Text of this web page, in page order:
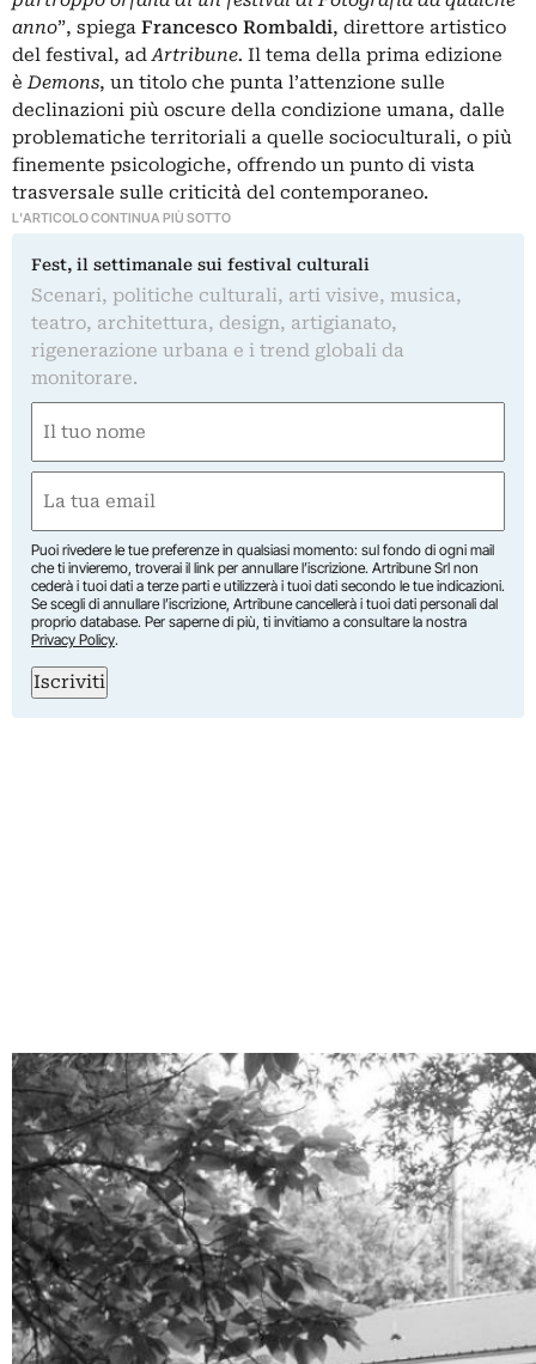
anno”, spiega Francesco Rombaldi, direttore artistico
del festival, adArtribune. Il tema della prima edizione
èDemons, un titolo che punta l’attenzione sulle
declinazioni più oscure della condizione umana, dalle
problematiche territoriali a quelle socioculturali, o più
finemente psicologiche, offrendo un punto di vista
trasversale sulle criticità del contemporaneo.
L'ARTICOLO CONTINUA PIÙ SOTTO
Fest, il settimanale sui festival culturali
Scenari, politiche culturali, arti visive, musica,
teatro, architettura, design, artigianato,
rigenerazione urbana e i trend globali da
monitorare.
(Obbligatorio)
Nome
(Obbligatorio)
Puoi rivedere le tue preferenze in qualsiasi momento: sul fondo di ogni mail
che ti invieremo, troverai il link per annullare l’iscrizione. Artribune Srl non
cederà i tuoi dati a terze parti e utilizzerà i tuoi dati secondo le tue indicazioni.
Se scegli di annullare l’iscrizione, Artribune cancellerà i tuoi dati personali dal
proprio database. Per saperne di più, ti invitiamo a consultare la nostra
Privacy Policy.
Iscriviti